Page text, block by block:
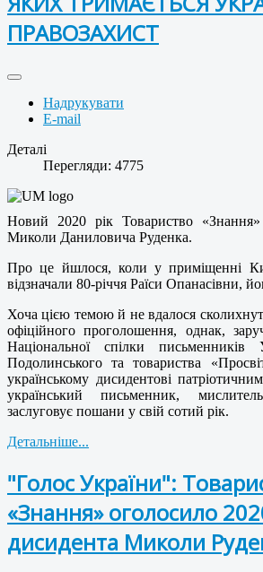
ПРАВОЗАХИСТ
Надрукувати
E-mail
Деталі
Перегляди: 4775
Новий 2020 рік Товариство
Миколи Даниловича Руденка.
Про це йшлося, коли у приміщенні
відзначали 80-річчя Раїси Опанасівни,
Хоча цією темою й не вдалося
офіційного проголошення, однак,
Національної спілки письменників
Подолинського та товариства
українському дисидентові
український письменник,
заслуговує пошани у свій сотий рік.
Детальніше...
"Голос України":
«Знання» оголосило
дисидента Миколи